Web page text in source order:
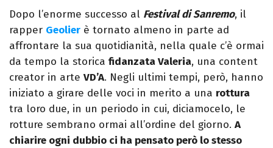
mantovana, laureata in Lettere, Cinema e
Tv. Ha due libri all’attivo e ama la scrittura
alla follia.
Dopo l’enorme successo al Festival di Sanremo, il
rapper Geolier è tornato almeno in parte ad
affrontare la sua quotidianità, nella quale c’è ormai
da tempo la storica fidanzata Valeria, una content
creator in arte VD’A. Negli ultimi tempi, però, hanno
iniziato a girare delle voci in merito a una rottura
tra loro due, in un periodo in cui, diciamocelo, le
rotture sembrano ormai all’ordine del giorno. A
chiarire ogni dubbio ci ha pensato però lo stesso